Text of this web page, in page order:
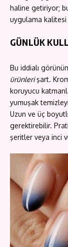
haline getiriyor;
uygulama kalitesi
GÜNLÜK
Bu iddialı
ürünlerişart.
koruyucu
yumuşak
Uzun ve üç
gerektirebilir.
şeritler veya inci